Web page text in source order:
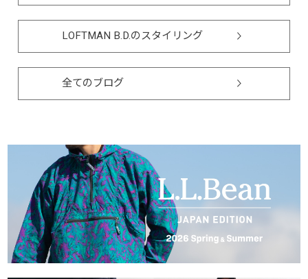
LOFTMAN B.D.のスタイリング
全てのブログ